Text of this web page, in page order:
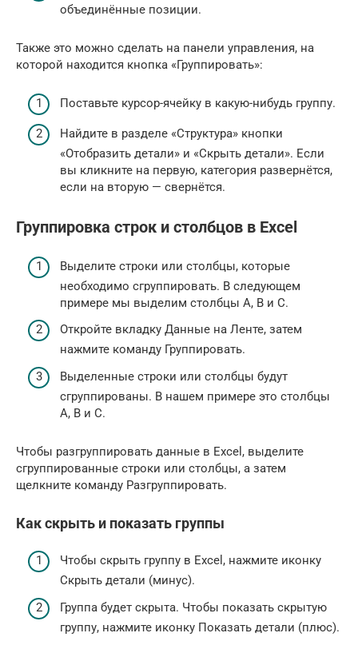
объединённые позиции.
Также это можно сделать на панели управления, на
которой находится кнопка «Группировать»:
Поставьте курсор-ячейку в какую-нибудь группу.
Найдите в разделе «Структура» кнопки
«Отобразить детали» и «Скрыть детали». Если
вы кликните на первую, категория развернётся,
если на вторую — свернётся.
Группировка строк и столбцов в Excel
Выделите строки или столбцы, которые
необходимо сгруппировать. В следующем
примере мы выделим столбцы A, B и C.
Откройте вкладку Данные на Ленте, затем
нажмите команду Группировать.
Выделенные строки или столбцы будут
сгруппированы. В нашем примере это столбцы
A, B и C.
Чтобы разгруппировать данные в Excel, выделите
сгруппированные строки или столбцы, а затем
щелкните команду Разгруппировать.
Как скрыть и показать группы
Чтобы скрыть группу в Excel, нажмите иконку
Скрыть детали (минус).
Группа будет скрыта. Чтобы показать скрытую
группу, нажмите иконку Показать детали (плюс).